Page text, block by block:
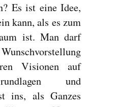
Es ist eine Idee,
kann, als es zum
ist. Man darf
Visionen auf
und
ins, als Ganzes